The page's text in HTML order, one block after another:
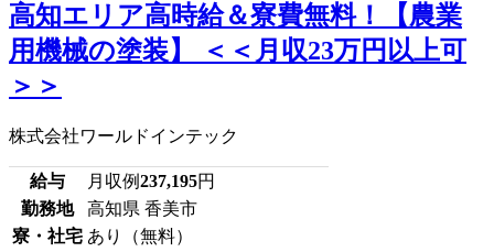
高知エリア高時給＆寮費無料！【農業
用機械の塗装】 ＜＜月収23万円以上可
＞＞
株式会社ワールドインテック
給与 月収例237,195円
勤務地
高知県 香美市
寮・社宅 あり（無料）